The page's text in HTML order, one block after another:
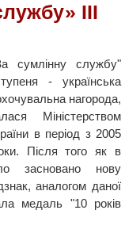
III
сумлінну службу"
- українська
нагорода,
Міністерством
в період з 2005
Після того як в
засновано нову
аналогом даної
медаль "10 років